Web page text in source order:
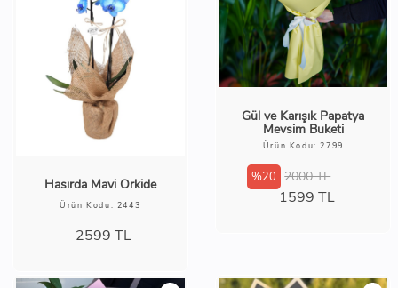
Hasırda Mavi Orkide
Ürün Kodu: 2443
2599 TL
Gül ve Karışık Papatya
Mevsim Buketi
Ürün Kodu: 2799
%20 2000 TL
1599 TL